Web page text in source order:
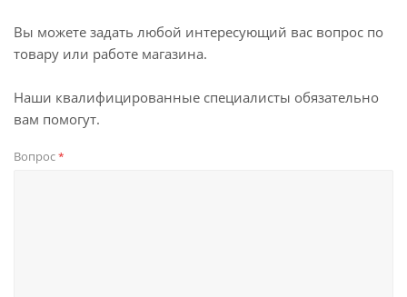
Вы можете задать любой интересующий вас вопрос по
товару или работе магазина.
Наши квалифицированные специалисты обязательно
вам помогут.
Вопрос*